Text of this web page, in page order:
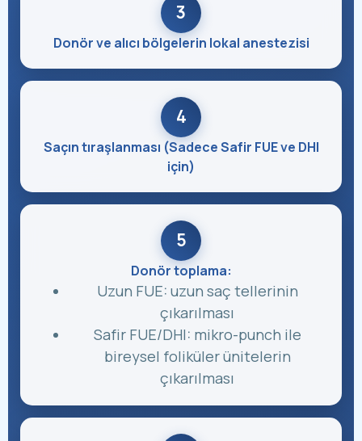
3
Donör ve alıcı bölgelerin lokal anestezisi
4
Saçın tıraşlanması (Sadece Safir FUE ve DHI
için)
5
Donör toplama:
Uzun FUE: uzun saç tellerinin
çıkarılması
Safir FUE/DHI: mikro-punch ile
bireysel foliküler ünitelerin
çıkarılması